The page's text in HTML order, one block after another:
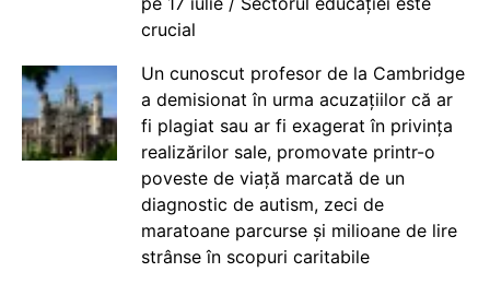
crucial
Un cunoscut profesor de la Cambridge
a demisionat în urma acuzațiilor că ar
fi plagiat sau ar fi exagerat în privința
realizărilor sale, promovate printr-o
poveste de viață marcată de un
diagnostic de autism, zeci de
maratoane parcurse și milioane de lire
strânse în scopuri caritabile